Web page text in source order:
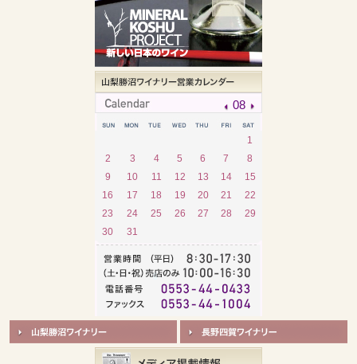
08
1
2
3 4 5 6 7
8
9
10 11 12 13 14
15
16
17 18 19 20 21
22
23
24 25 26 27 28
29
30
31